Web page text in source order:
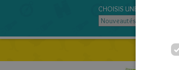
CHOISIS UNE SÉRIE